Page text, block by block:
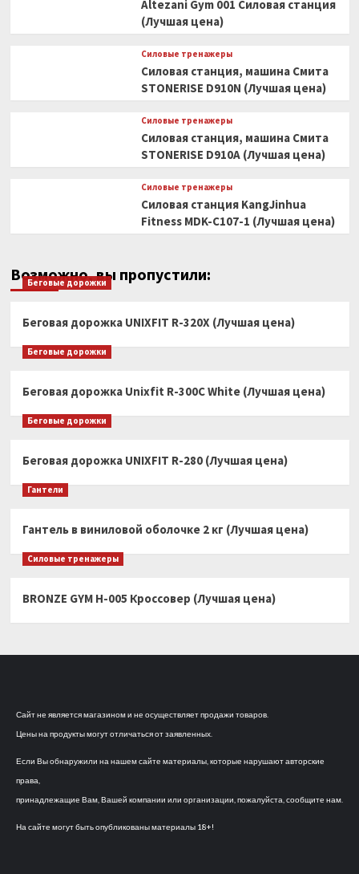
Altezani Gym 001 Силовая станция
(Лучшая цена)
Силовые тренажеры
Силовая станция, машина Смита
STONERISE D910N (Лучшая цена)
Силовые тренажеры
Силовая станция, машина Смита
STONERISE D910A (Лучшая цена)
Силовые тренажеры
Силовая станция KangJinhua
Fitness MDK-C107-1 (Лучшая цена)
Возможно, вы пропустили:
Беговые дорожки
Беговая дорожка UNIXFIT R-320X (Лучшая цена)
Беговые дорожки
Беговая дорожка Unixfit R-300C White (Лучшая цена)
Беговые дорожки
Беговая дорожка UNIXFIT R-280 (Лучшая цена)
Гантели
Гантель в виниловой оболочке 2 кг (Лучшая цена)
Силовые тренажеры
BRONZE GYM H-005 Кроссовер (Лучшая цена)
Сайт не является магазином и не осуществляет продажи товаров.
Цены на продукты могут отличаться от заявленных.
Если Вы обнаружили на нашем сайте материалы, которые нарушают авторские
права,
принадлежащие Вам, Вашей компании или организации, пожалуйста, сообщите нам.
На сайте могут быть опубликованы материалы 18+!